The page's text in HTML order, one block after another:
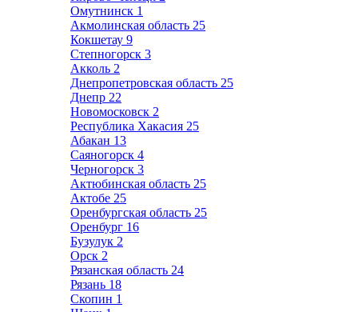
Омутнинск 1
Акмолинская область 25
Кокшетау 9
Степногорск 3
Акколь 2
Днепропетровская область 25
Днепр 22
Новомосковск 2
Республика Хакасия 25
Абакан 13
Саяногорск 4
Черногорск 3
Актюбинская область 25
Актобе 25
Оренбургская область 25
Оренбург 16
Бузулук 2
Орск 2
Рязанская область 24
Рязань 18
Скопин 1